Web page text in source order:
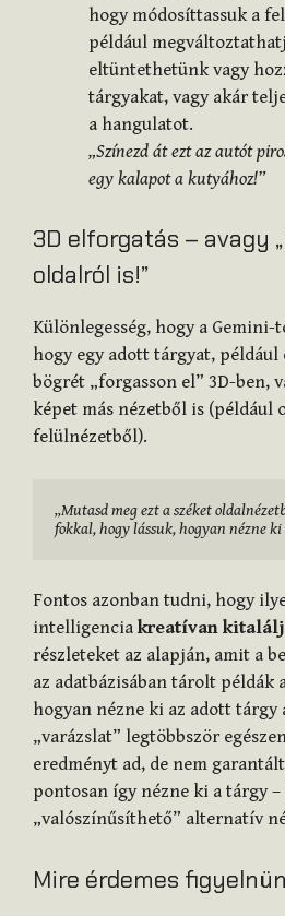
hogy módosíttassuk a
például
eltüntethetünk vagy
tárgyakat, vagy akár
a hangulatot.
„Színezd át ezt az autót
egy kalapot a kutyához!”
3D elforgatás – avagy
oldalról is!”
Különlegesség, hogy a
hogy egy adott tárgyat, például
bögrét „forgasson el” 3D-ben,
képet más nézetből is
felülnézetből).
„Mutasd meg ezt a széket
fokkal, hogy lássuk, hogyan nézne ki
Fontos azonban tudni, hogy
intelligencia kreatívan
részleteket az alapján, amit a
az adatbázisában tárolt példák
hogyan nézne ki az adott tárgy
„varázslat” legtöbbször
eredményt ad, de nem
pontosan így nézne ki a tárgy
„valószínűsíthető” alternatív
Mire érdemes